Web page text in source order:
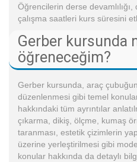
Öğrencilerin derse
çalışma saatleri kurs süresini
Gerber kursunda
öğreneceğim?
Gerber kursunda, araç
düzenlenmesi gibi temel
hakkındaki tüm ayrıntılar
çıkarma, dikiş, ölçme, kumaş
taranması, estetik çizimlerin
üzerine yerleştirilmesi gibi
konular hakkında da detaylı